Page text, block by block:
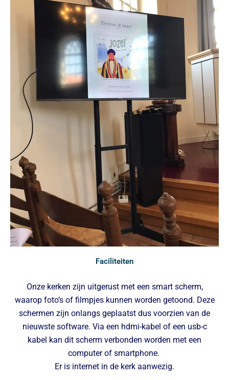
Faciliteiten
Onze kerken zijn uitgerust met een smart scherm,
waarop foto’s of filmpjes kunnen worden getoond. Deze
schermen zijn onlangs geplaatst dus voorzien van de
nieuwste software. Via een hdmi-kabel of een usb-c
kabel kan dit scherm verbonden worden met een
computer of smartphone.
Er is internet in de kerk aanwezig.